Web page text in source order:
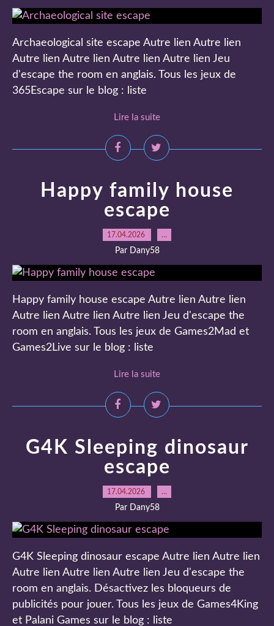
Archaeological site escape Autre lien Autre lien
Autre lien Autre lien Autre lien Autre lien Jeu
d'escape the room en anglais. Tous les jeux de
365Escape sur le blog : liste
Lire la suite
Happy family house
escape
17.04.2026 …
Par Dany58
Happy family house escape Autre lien Autre lien
Autre lien Autre lien Autre lien Jeu d'escape the
room en anglais. Tous les jeux de Games2Mad et
Games2Live sur le blog : liste
Lire la suite
G4K Sleeping dinosaur
escape
17.04.2026 …
Par Dany58
G4K Sleeping dinosaur escape Autre lien Autre lien
Autre lien Autre lien Autre lien Jeu d'escape the
room en anglais. Désactivez les bloqueurs de
publicités pour jouer. Tous les jeux de Games4King
et Palani Games sur le blog : liste